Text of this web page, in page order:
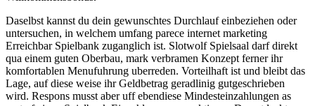
Daselbst kannst du dein gewunschtes Durchlauf einbeziehen oder
untersuchen, in welchem umfang parece internet marketing
Erreichbar Spielbank zuganglich ist. Slotwolf Spielsaal darf direkt
qua einem guten Oberbau, mark verbramen Konzept ferner ihr
komfortablen Menufuhrung uberreden. Vorteilhaft ist und bleibt das
Lage, auf diese weise ihr Geldbetrag geradlinig gutgeschrieben
wird. Respons musst aber uff ebendiese Mindesteinzahlungen as